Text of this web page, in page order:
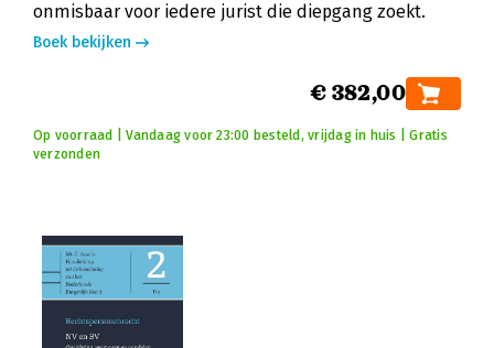
onmisbaar voor iedere jurist die diepgang zoekt.
Boek bekijken
€ 382,00
Op voorraad | Vandaag voor 23:00 besteld, vrijdag in huis | Gratis
verzonden